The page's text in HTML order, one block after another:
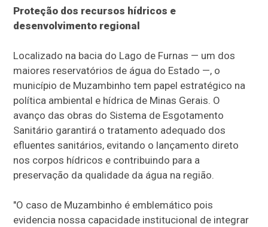
Proteção dos recursos hídricos e
desenvolvimento regional
Localizado na bacia do Lago de Furnas — um dos
maiores reservatórios de água do Estado —, o
município de Muzambinho tem papel estratégico na
política ambiental e hídrica de Minas Gerais. O
avanço das obras do Sistema de Esgotamento
Sanitário garantirá o tratamento adequado dos
efluentes sanitários, evitando o lançamento direto
nos corpos hídricos e contribuindo para a
preservação da qualidade da água na região.
"O caso de Muzambinho é emblemático pois
evidencia nossa capacidade institucional de integrar